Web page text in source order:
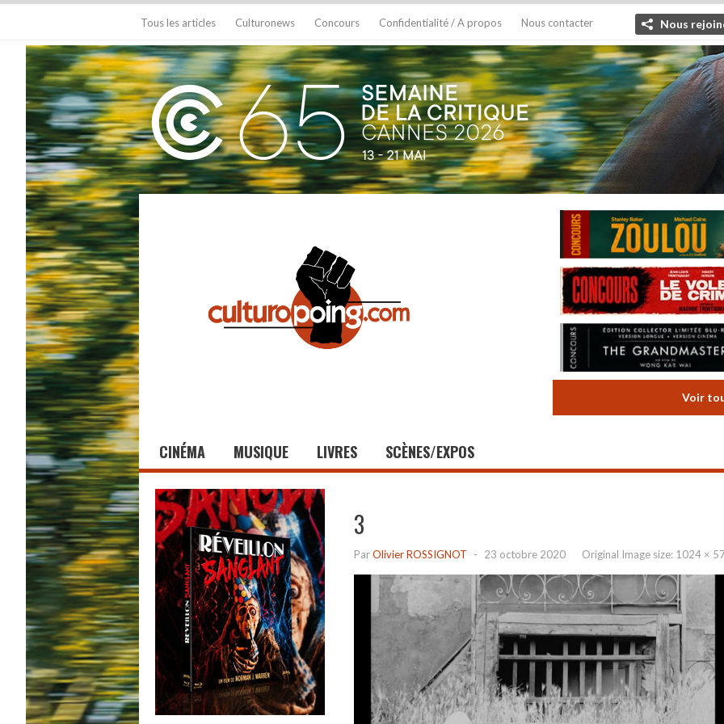
Tous les articles Culturonews Concours Confidentialité / A propos Nous contacter Nous
Voir
CINÉMA MUSIQUE LIVRES SCÈNES/EXPOS
3
ParOlivier ROSSIGNOT - 23 octobre 2020 Original Image size: 1024 ×